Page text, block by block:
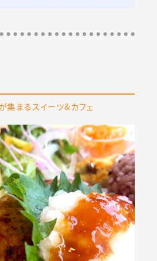
集まるスイーツ&カフェ